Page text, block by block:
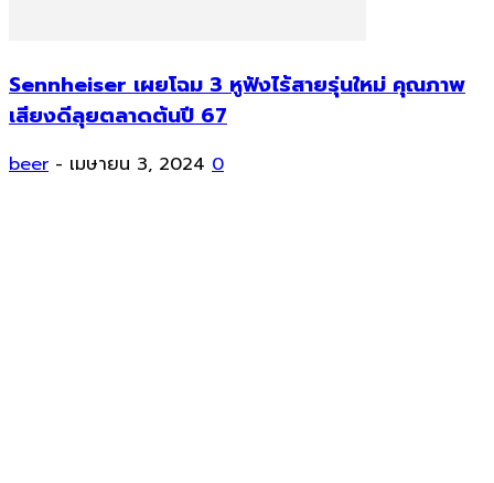
Sennheiser เผยโฉม 3 หูฟังไร้สายรุ่นใหม่ คุณภาพ
เสียงดีลุยตลาดต้นปี 67
beer - เมษายน 3, 2024 0